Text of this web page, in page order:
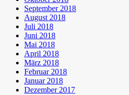
September 2018
August 2018
Juli 2018
Juni 2018
Mai 2018
April 2018
März 2018
Februar 2018
Januar 2018
Dezember 2017